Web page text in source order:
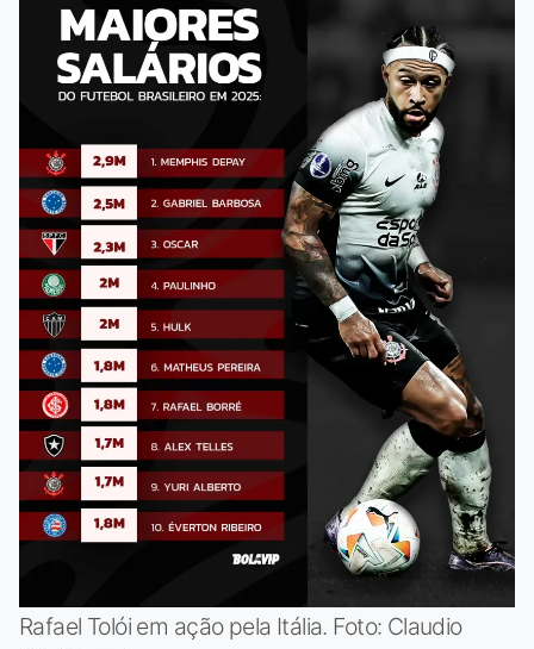
Rafael Tolói em ação pela Itália. Foto: Claudio